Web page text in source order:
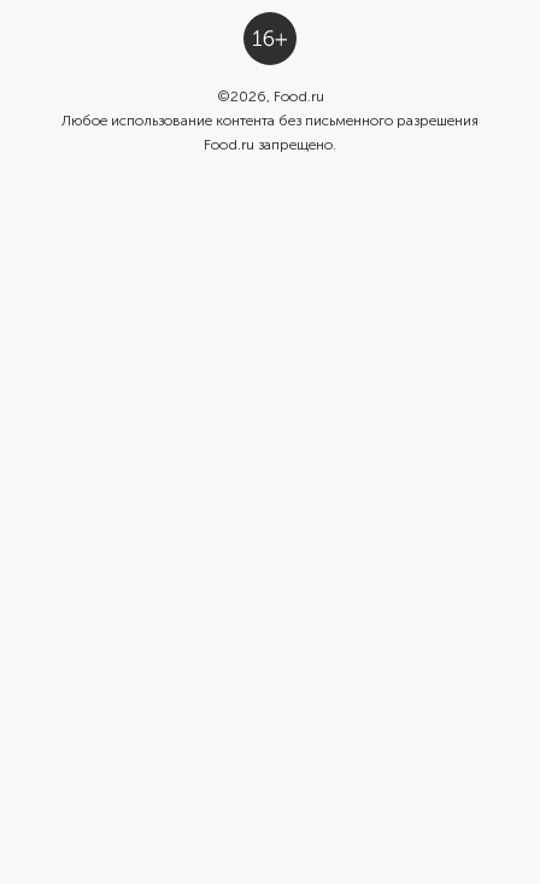
©2026, Food.ru
Любое использование контента без письменного разрешения
Food.ru запрещено.